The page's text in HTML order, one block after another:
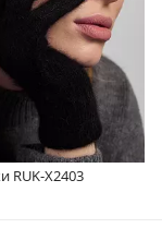
RUK-X2403